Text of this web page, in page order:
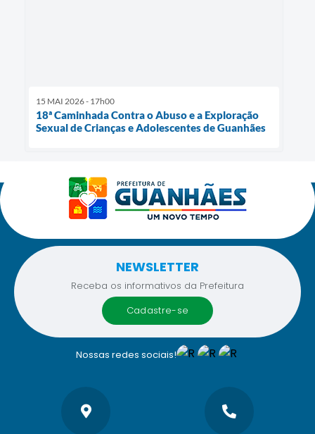
15 MAI 2026 - 17h00
18ª Caminhada Contra o Abuso e a Exploração
Sexual de Crianças e Adolescentes de Guanhães
Nossas redes sociais!
NEWSLETTER
Receba os informativos da Prefeitura
cadastre-se